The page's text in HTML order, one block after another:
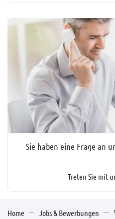
Sie haben eine Frage an
Treten Sie mit
Home Jobs & Bewerbungen